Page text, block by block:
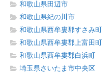
和歌山県田辺市
和歌山県紀の川市
和歌山県西牟婁郡すさみ町
和歌山県西牟婁郡上富田町
和歌山県西牟婁郡白浜町
埼玉県さいたま市中央区